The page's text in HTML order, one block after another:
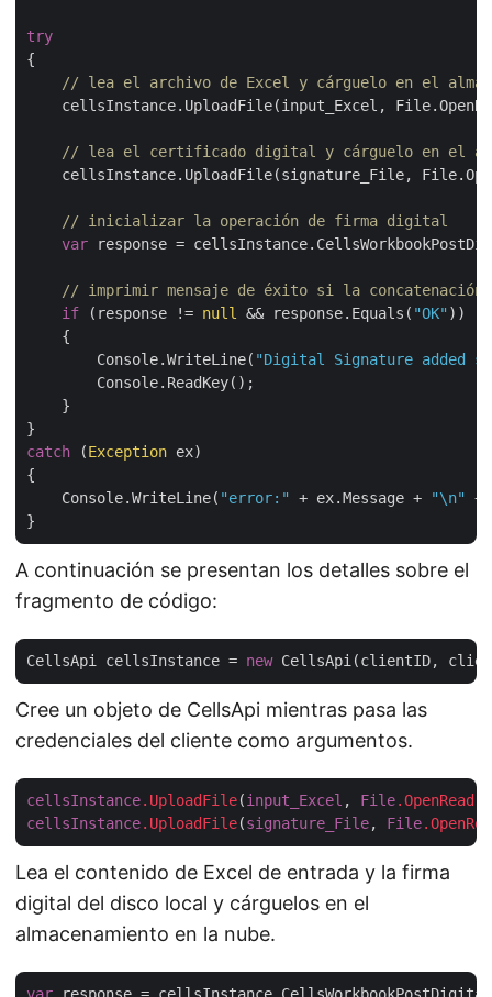
try
{
// lea el archivo de Excel y cárguelo en el
cellsInstance.UploadFile(input_Excel,
// lea el certificado digital y cárguelo en el
cellsInstance.UploadFile(signature_File,
// inicializar la operación de firma digital
var response =
// imprimir mensaje de éxito si la concatenación
if (response != null && response.Equals( "OK" ))
    {
        Console.WriteLine(
"Digital Signature added
        Console.ReadKey();
    }
catch (Exception ex)
{
    Console.WriteLine(
"error:" + ex.Message + "\n"
+
A continuación se presentan los detalles sobre el
fragmento de código:
CellsApi cellsInstance = new
Cree un objeto de CellsApi mientras pasa las
credenciales del cliente como argumentos.
cellsInstance.UploadFile(input_Excel , File.OpenRead
cellsInstance.UploadFile(signature_File, File
Lea el contenido de Excel de entrada y la firma
digital del disco local y cárguelos en el
almacenamiento en la nube.